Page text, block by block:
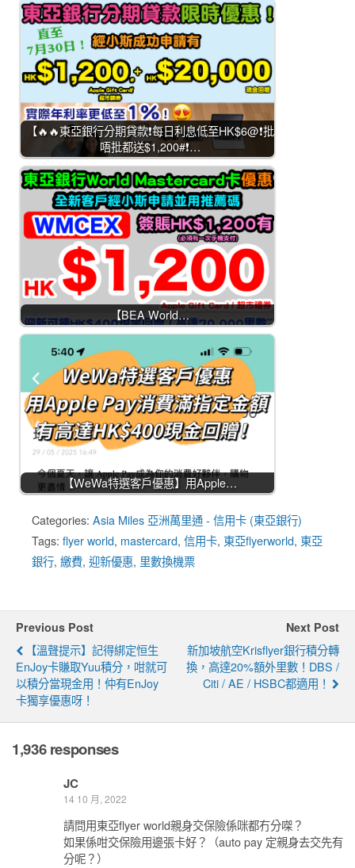
【🔥🔥東亞銀行分期貸款❗每日利息低至HK$6@❗批
唔批都送$1,200#❗…
【BEA World…
【WeWa特選客戶優惠】用Apple…
Categories: Asia Miles 亞洲萬里通 - 信用卡 (東亞銀行)
Tags: flyer world, mastercard, 信用卡, 東亞flyerworld, 東亞
銀行, 繳費, 迎新優惠, 里數換機票
Previous Post
【溫聲提示】記得綁定恒生
EnJoy卡賺取yuu積分，咁就可
以積分當現金用！仲有enJoy
卡獨享優惠呀！
Next Post
新加坡航空Krisflyer銀行積分轉
換，高達20%額外里數！DBS /
Citi / AE / HSBC都適用！
1,936 responses
JC
14 10 月, 2022
請問用東亞flyer world親身交保險係咪都冇分㗎？
如果係咁交保險用邊張卡好？（auto pay 定親身去交先有
分呢？）